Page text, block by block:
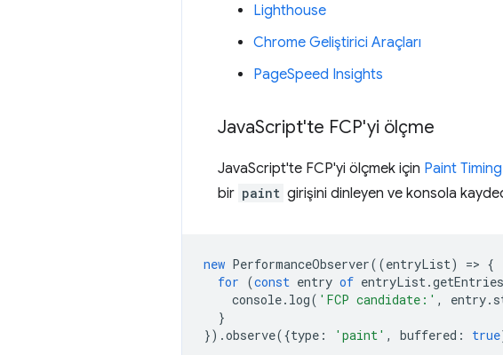
Lighthouse
Chrome Geliştirici Araçları
PageSpeed Insights
JavaScript'te FCP'yi ölçme
JavaScript'te FCP'yi ölçmek için Paint
bir paint girişini dinleyen ve konsola
new PerformanceObserver((entryList) => {
for (const entry of entryList .
console. log( 'FCP candidate:' , entry.
}
}).observe({type : 'paint' , buffered : true